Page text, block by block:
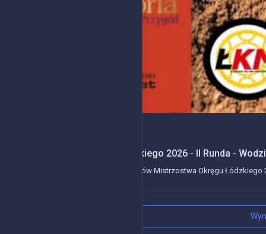
Mistrzostwa Okręgu Łódzkiego 2026 - II Runda -
Kolejne wydarzenie z serii wyścigów Mistrzostwa Okręgu